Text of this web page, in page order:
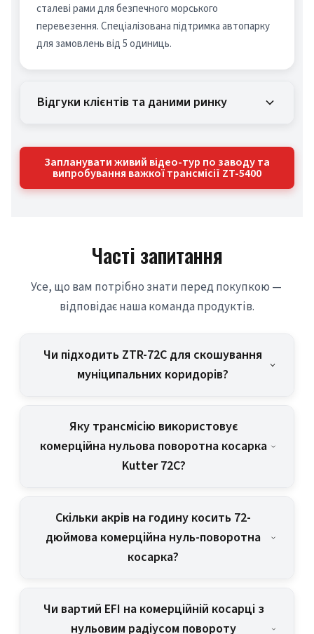
сталеві рами для безпечного морського
перевезення. Спеціалізована підтримка автопарку
для замовлень від 5 одиниць.
Відгуки клієнтів та даними ринку
Запланувати живий відео-тур по заводу та
випробування важкої трансмісії ZT-5400
Часті запитання
Усе, що вам потрібно знати перед покупкою —
відповідає наша команда продуктів.
Чи підходить ZTR-72C для скошування
муніципальних коридорів?
Яку трансмісію використовує
комерційна нульова поворотна косарка
Kutter 72C?
Скільки акрів на годину косить 72-
дюймова комерційна нуль-поворотна
косарка?
Чи вартий EFI на комерційній косарці з
нульовим радіусом повороту